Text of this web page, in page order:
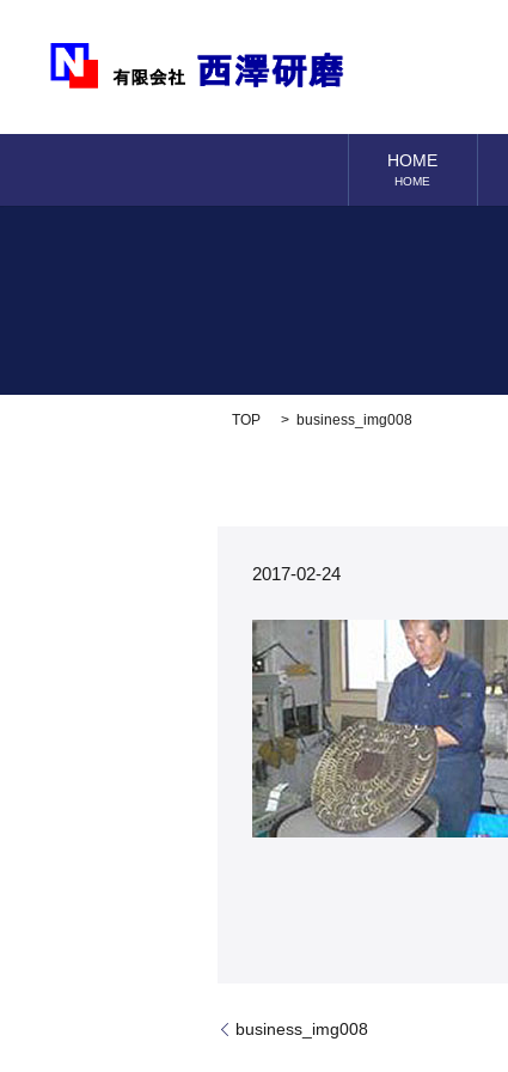
HOME
HOME
TOP business_img008
2017-02-24
business_img008